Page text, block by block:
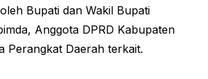
Bupati dan Wakil Bupati
Anggota DPRD Kabupaten
Perangkat Daerah terkait.